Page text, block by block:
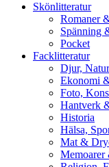
Skönlitteratur
Romaner
Spänning
Pocket
Facklitteratur
Djur,
Ekonomi
Foto,
Hantverk
Historia
Hälsa,
Mat &